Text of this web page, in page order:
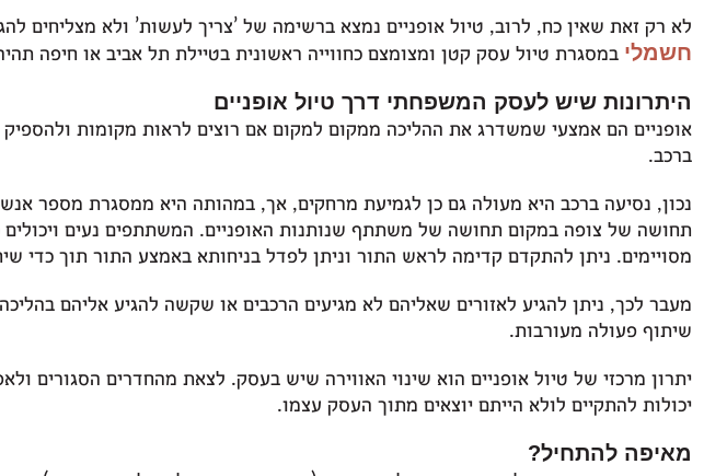
לא רק זאת שאין כח, לרוב, טיול אופניים נמצא ברשימה של ’צריך לעשות’ ולא מצליחים
חשמלי במסגרת טיול עסק קטן ומצומצם כחווייה ראשונית בטיילת תל אביב או חיפה
היתרונות שיש לעסק המשפחתי דרך טיול אופניים
אופניים הם אמצעי שמשדרג את ההליכה ממקום למקום אם רוצים לראות מקומות ולהספיק
ברכב.
נכון, נסיעה ברכב היא מעולה גם כן לגמיעת מרחקים, אך, במהותה היא ממסגרת מספר
תחושה של צופה במקום תחושה של משתתף שנותנות האופניים. המשתתפים נעים
מסויימים. ניתן להתקדם קדימה לראש התור וניתן לפדל בניחותא באמצע התור תוך כדי
מעבר לכך, ניתן להגיע לאזורים שאליהם לא מגיעים הרכבים או שקשה להגיע אליהם
שיתוף פעולה מעורבות.
יתרון מרכזי של טיול אופניים הוא שינוי האווירה שיש בעסק. לצאת מהחדרים הסגורים
יכולות להתקיים לולא הייתם יוצאים מתוך העסק עצמו.
מאיפה להתחיל?